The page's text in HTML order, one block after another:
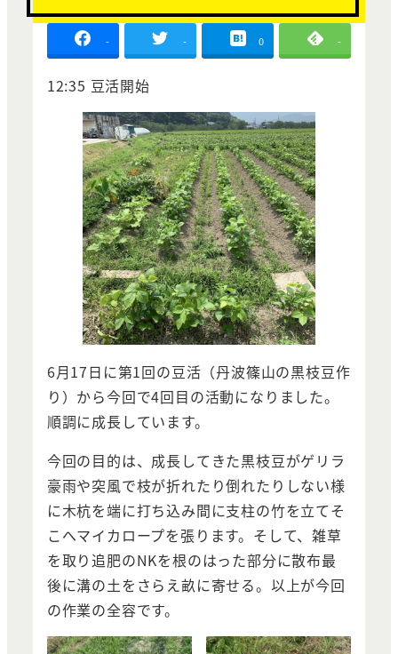
- - 0 -
12:35 豆活開始
6月17日に第1回の豆活（丹波篠山の黒枝豆作
り）から今回で4回目の活動になりました。
順調に成長しています。
今回の目的は、成長してきた黒枝豆がゲリラ
豪雨や突風で枝が折れたり倒れたりしない様
に木杭を端に打ち込み間に支柱の竹を立てそ
こへマイカロープを張ります。そして、雑草
を取り追肥のNKを根のはった部分に散布最
後に溝の土をさらえ畝に寄せる。以上が今回
の作業の全容です。